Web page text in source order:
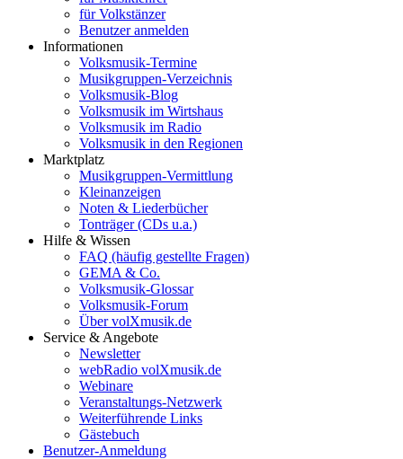
für Volkstänzer
Benutzer anmelden
Informationen
Volksmusik-Termine
Musikgruppen-Verzeichnis
Volksmusik-Blog
Volksmusik im Wirtshaus
Volksmusik im Radio
Volksmusik in den Regionen
Marktplatz
Musikgruppen-Vermittlung
Kleinanzeigen
Noten & Liederbücher
Tonträger (CDs u.a.)
Hilfe & Wissen
FAQ (häufig gestellte Fragen)
GEMA & Co.
Volksmusik-Glossar
Volksmusik-Forum
Über volXmusik.de
Service & Angebote
Newsletter
webRadio volXmusik.de
Webinare
Veranstaltungs-Netzwerk
Weiterführende Links
Gästebuch
Benutzer-Anmeldung